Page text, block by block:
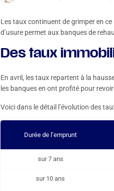
Les taux continuent de grimper en
d’usure permet aux banques de
Des taux
En avril, les taux repartent à la
les banques en ont profité pour
Voici dans le détail l’évolution des
Durée de l’emprunt
sur 7 ans
sur 10 ans